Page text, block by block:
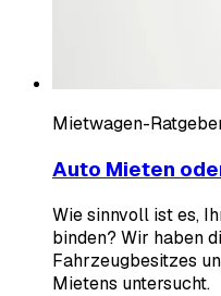
Mietwagen-
Auto Mieten
Wie sinnvoll ist es,
binden? Wir haben
Fahrzeugbesitzes
Mietens untersucht.